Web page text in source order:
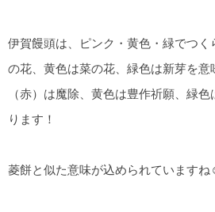
伊賀饅頭は、ピンク・黄色・緑でつ
の花、黄色は菜の花、緑色は新芽を意
（赤）は魔除、黄色は豊作祈願、緑
ります！
菱餅と似た意味が込められています